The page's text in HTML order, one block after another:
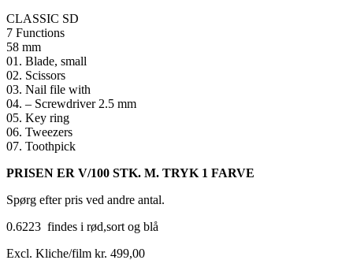
CLASSIC SD
7 Functions
58 mm
01. Blade, small
02. Scissors
03. Nail file with
04. – Screwdriver 2.5 mm
05. Key ring
06. Tweezers
07. Toothpick
PRISEN ER V/100 STK. M. TRYK 1 FARVE
Spørg efter pris ved andre antal.
0.6223 findes i rød,sort og blå
Excl. Kliche/film kr. 499,00